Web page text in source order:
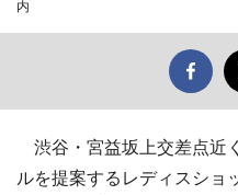
内
渋谷・宮益坂上交差点近
ルを提案するレディスショ